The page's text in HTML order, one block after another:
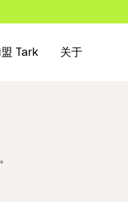
盟 Tark 关于